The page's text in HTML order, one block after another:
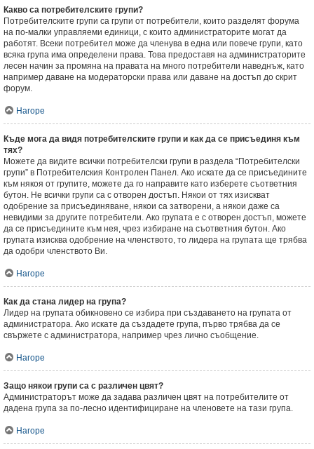
Какво са потребителските групи?
Потребителските групи са групи от потребители, които разделят форума
на по-малки управляеми единици, с които администраторите могат да
работят. Всеки потребител може да членува в една или повече групи, като
всяка група има определени права. Това предоставя на администраторите
лесен начин за промяна на правата на много потребители наведнъж, като
например даване на модераторски права или даване на достъп до скрит
форум.
Нагоре
Къде мога да видя потребителските групи и как да се присъединя към
тях?
Можете да видите всички потребителски групи в раздела “Потребителски
групи” в Потребителския Контролен Панел. Ако искате да се присъедините
към някоя от групите, можете да го направите като изберете съответния
бутон. Не всички групи са с отворен достъп. Някои от тях изискват
одобрение за присъединяване, някои са затворени, а някои даже са
невидими за другите потребители. Ако групата е с отворен достъп, можете
да се присъедините към нея, чрез избиране на съответния бутон. Ако
групата изисква одобрение на членството, то лидера на групата ще трябва
да одобри членството Ви.
Нагоре
Как да стана лидер на група?
Лидер на групата обикновено се избира при създаването на групата от
администратора. Ако искате да създадете група, първо трябва да се
свържете с администратора, например чрез лично съобщение.
Нагоре
Защо някои групи са с различен цвят?
Администраторът може да задава различен цвят на потребителите от
дадена група за по-лесно идентифициране на членовете на тази група.
Нагоре